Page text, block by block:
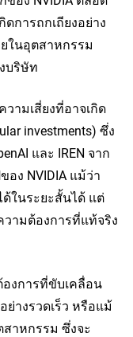
การถกเถียงอย่าง
ในอุตสาหกรรม
บริษัท
ามเสี่ยงที่อาจเกิด
investments) ซึ่ง
และ IREN จาก
ง NVIDIA แม้ว่า
ในระยะสั้นได้ แต่
วามต้องการที่แท้จริง
งการที่ขับเคลื่อน
ย่างรวดเร็ว หรือแม้
าหกรรม ซึ่งจะ